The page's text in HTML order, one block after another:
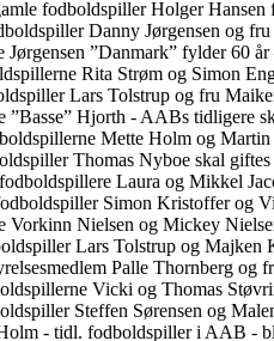
fodboldspiller Holger Hansen
Danny Jørgensen og
Jørgensen ”Danmark” fylder 60
Rita Strøm og Simon
Lars Tolstrup og fru
”Basse” Hjorth - AABs tidligere
Mette Holm og
Thomas Nyboe skal
Laura og Mikkel
Simon Kristoffer og
Vorkinn Nielsen og Mickey
Lars Tolstrup og
Palle Thornberg og
Vicki og Thomas
Steffen Sørensen og
- tidl. fodboldspiller i AAB -